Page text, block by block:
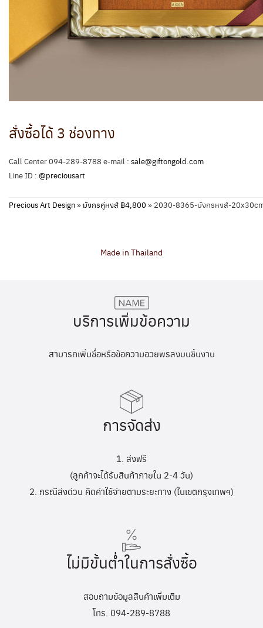
สั่งซื้อได้ 3 ช่องทาง
Call Center 094-289-8788 e-mail : sale@giftongold.com
Line ID : @preciousart
Precious Art Design» มังกรคู่หงส์ ฿4,800 » 2030-8365-มังกรหงส์-
Made in Thailand
บริการเพิ่มข้อความ
สามารถเพิ่มชื่อหรือข้อความอวยพรลงบนชิ้นงาน
การจัดส่ง
1. ส่งฟรี
(ลูกค้าจะได้รับสินค้าภายใน 2-4 วัน)
2. กรณีส่งด่วน คิดค่าใช้จ่ายตามระยะทาง (ในเขตกรุงเทพฯ)
ไม่มีขั้นต่ำในการสั่งซื้อ
สอบถามข้อมูลสินค้าเพิ่มเติม
โทร. 094-289-8788